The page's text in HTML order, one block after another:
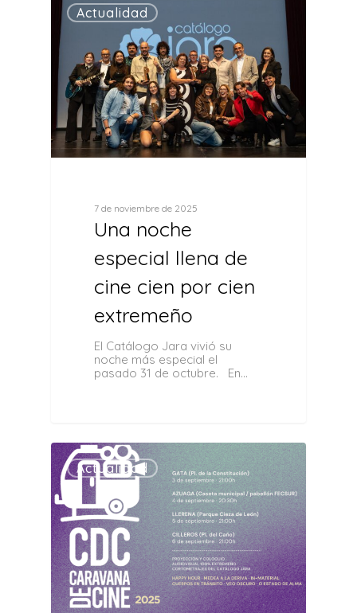
Actualidad
7 de noviembre de 2025
Una noche
especial llena de
cine cien por cien
extremeño
El Catálogo Jara vivió su
noche más especial el
pasado 31 de octubre. En…
Actualidad 0